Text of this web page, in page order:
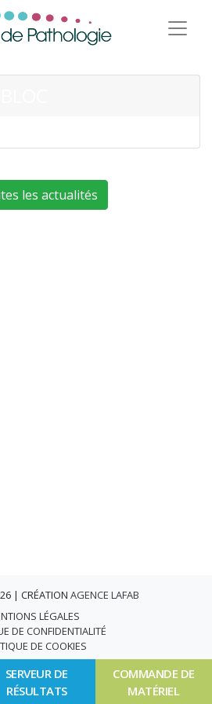
SERVEUR DE
RÉSULTATS
COMMANDE DE
MATÉRIEL
les actualités
| CRÉATION AGENCE LAFAB
LÉGALES
DE CONFIDENTIALITÉ
DE COOKIES